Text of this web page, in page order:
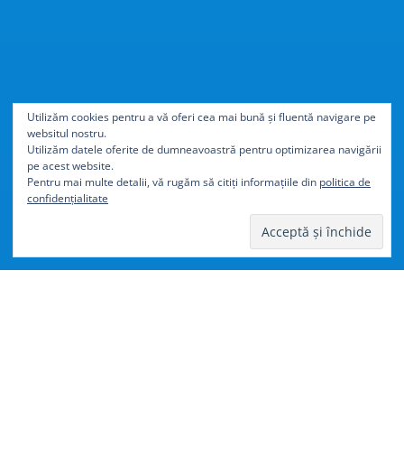
Cu40% mai ușordecât
aluminiul
Utilizăm cookies pentru a vă oferi cea mai bună și fluentă navigare pe
websitul nostru.
Utilizăm datele oferite de dumneavoastră pentru optimizarea navigării
pe acest website.
Pentru mai multe detalii, vă rugăm să citiți informațiile din politica de
confidențialitate